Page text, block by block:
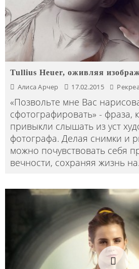
Tullius Heuer, оживляя
Алиса Арчер 17.02.2015
«Позвольте мне Вас
сфотографировать» - фраза,
привыкли слышать из уст
фотографа. Делая снимки и
можно почувствовать себя
вечности, сохраняя жизнь на